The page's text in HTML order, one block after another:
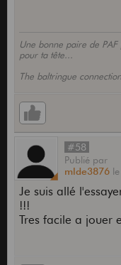
Une bonne paire de
pour ta tête...
The baltringue connection
#58
Publié par
mlde3876 le
Je suis allé
!!!
Tres facile a jouer